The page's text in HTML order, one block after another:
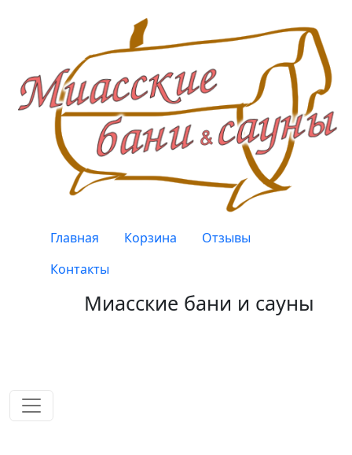
Верхнее меню
Главная Корзина
Отзывы
Контакты
Миасские бани и сауны